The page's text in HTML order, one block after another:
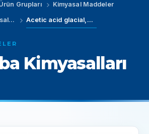
Grupları Kimyasal Maddeler
Carlo Erba Kimyasalları Acetic acid glacial,RPE - For analysis - ACS - Reag. Ph.Eur. - Reag. USP (CAS No: 64-19-7)
Kimyasalları